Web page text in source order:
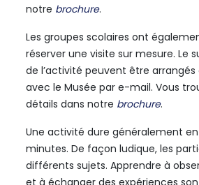
notre brochure.
Les groupes scolaires ont
réserver une visite sur mesure. Le
de l’activité peuvent être
avec le Musée par e-mail. Vous
détails dans notre brochure.
Une activité dure généralement
minutes. De façon ludique, les
différents sujets. Apprendre à
et à échanger des expériences